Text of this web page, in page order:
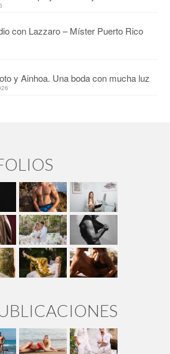
con Lazzaro – Míster Puerto Rico
y Ainhoa. Una boda con mucha luz